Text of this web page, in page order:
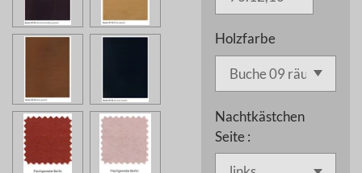
Holzfarbe
Nachtkästchen
Seite :